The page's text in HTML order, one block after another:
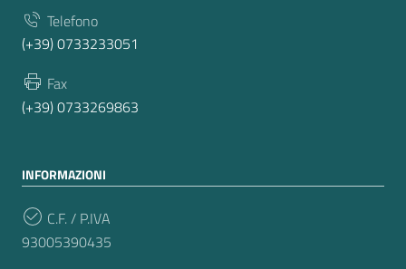
Telefono
(+39) 0733233051
Fax
(+39) 0733269863
INFORMAZIONI
C.F. / P.IVA
93005390435